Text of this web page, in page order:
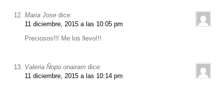
Maria Jose dice:
11 diciembre, 2015 a las 10:05 pm
Preciosos!!! Me los llevo!!!
Valeria Ñopo onairam dice:
11 diciembre, 2015 a las 10:14 pm